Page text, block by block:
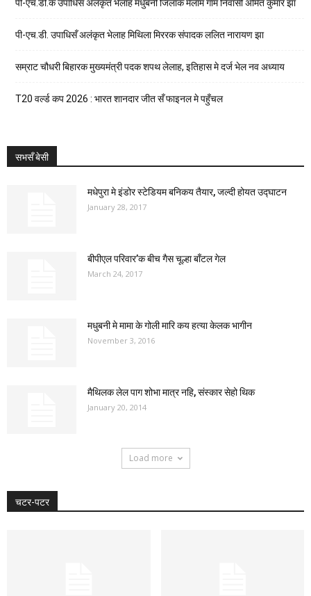
पी-एच.डी.क उपाधिसँ अलंकृत भेलाह मधुबनी जिलाक मैलाम गाम निवासी अमित कुमार झा
पी-एच.डी. उपाधिसँ अलंकृत भेलाह मिथिला मिररक संपादक ललित नारायण झा
सम्राट चौधरी बिहारक मुख्यमंत्री पदक शपथ लेलाह, इतिहास मे दर्ज भेल नव अध्याय
T20 वर्ल्ड कप 2026 : भारत शानदार जीत सँ फाइनल मे पहुँचल
सभसँ बेसी
मधेपुरा मे इंडोर स्टेडियम बनिकय तैयार, जल्दी होयत उद्घाटन
January 28, 2017
बीपीएल परिवार’क बीच गैस चूल्हा बाँटल गेल
March 24, 2017
मधुबनी मे मामा के गोली मारि कय हत्या केलक भागीन
November 3, 2016
मैथिलक लेल पाग शोभा मात्र नहि, संस्कार सेहो थिक
January 20, 2014
Load more
चटर-पटर